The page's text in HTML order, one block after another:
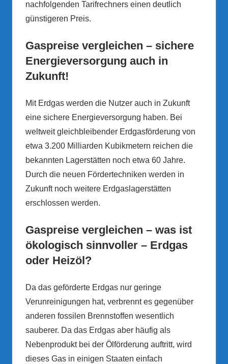
nachfolgenden Tarifrechners einen deutlich
günstigeren Preis.
Gaspreise vergleichen – sichere
Energieversorgung auch in
Zukunft!
Mit Erdgas werden die Nutzer auch in Zukunft
eine sichere Energieversorgung haben. Bei
weltweit gleichbleibender Erdgasförderung von
etwa 3.200 Milliarden Kubikmetern reichen die
bekannten Lagerstätten noch etwa 60 Jahre.
Durch die neuen Fördertechniken werden in
Zukunft noch weitere Erdgaslagerstätten
erschlossen werden.
Gaspreise vergleichen – was ist
ökologisch sinnvoller – Erdgas
oder Heizöl?
Da das geförderte Erdgas nur geringe
Verunreinigungen hat, verbrennt es gegenüber
anderen fossilen Brennstoffen wesentlich
sauberer. Da das Erdgas aber häufig als
Nebenprodukt bei der Ölförderung auftritt, wird
dieses Gas in einigen Staaten einfach